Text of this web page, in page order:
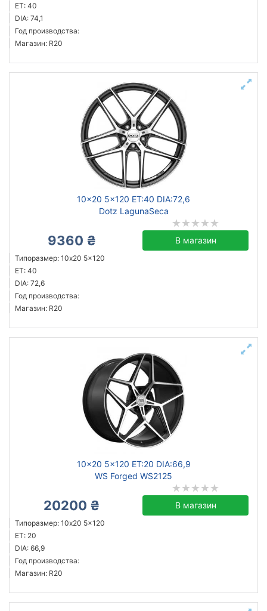
ET: 40
DIA: 74,1
Год производства:
Магазин: R20
10x20 5x120 ET:40 DIA:72,6
Dotz LagunaSeca
9360 ₴ В магазин
Типоразмер: 10x20 5x120
ET: 40
DIA: 72,6
Год производства:
Магазин: R20
10x20 5x120 ET:20 DIA:66,9
WS Forged WS2125
20200 ₴ В магазин
Типоразмер: 10x20 5x120
ET: 20
DIA: 66,9
Год производства:
Магазин: R20